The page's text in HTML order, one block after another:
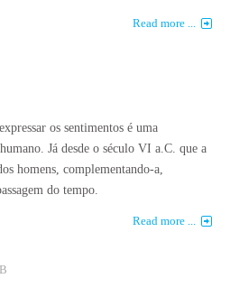
Read more ...
os sentimentos é uma
Já desde o século VI a.C. que a
homens, complementando-a,
do tempo.
Read more ...